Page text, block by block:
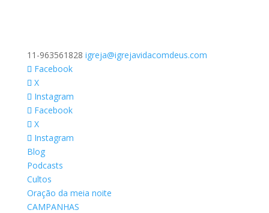
11-963561828 igreja@igrejavidacomdeus.com
Facebook
X
Instagram
Facebook
X
Instagram
Blog
Podcasts
Cultos
Oração da meia noite
CAMPANHAS